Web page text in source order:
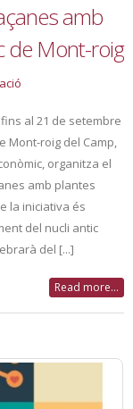
amb
de Mont-roig
al 21 de setembre
Mont-roig del Camp,
organitza el
amb plantes
la iniciativa és
del nucli antic
del [...]
Read more...